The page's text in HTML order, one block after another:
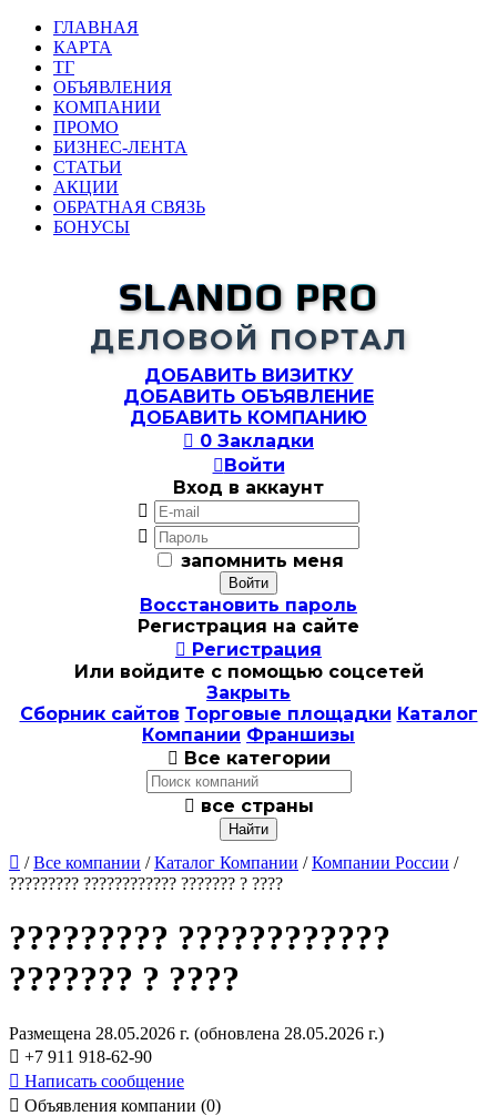
ГЛАВНАЯ
КАРТА
ТГ
ОБЪЯВЛЕНИЯ
КОМПАНИИ
ПРОМО
БИЗНЕС-ЛЕНТА
СТАТЬИ
АКЦИИ
ОБРАТНАЯ СВЯЗЬ
БОНУСЫ
SLANDO PRO
ДЕЛОВОЙ ПОРТАЛ
ДОБАВИТЬ ВИЗИТКУ
ДОБАВИТЬ ОБЪЯВЛЕНИЕ
ДОБАВИТЬ КОМПАНИЮ
 0 Закладки
Войти
Вход в аккаунт


запомнить меня
Восстановить пароль
Регистрация на сайте
 Регистрация
Или войдите с помощью соцсетей
Закрыть
Сборник сайтов Торговые площадки Каталог
Компании Франшизы
 Все категории
 все страны
 /Все компании /Каталог Компании /Компании России /
????????? ???????????? ??????? ? ????
????????? ????????????
??????? ? ????
Размещена 28.05.2026 г. (обновлена 28.05.2026 г.)
 +7 911 918-62-90
 Написать сообщение
 Объявления компании (0)